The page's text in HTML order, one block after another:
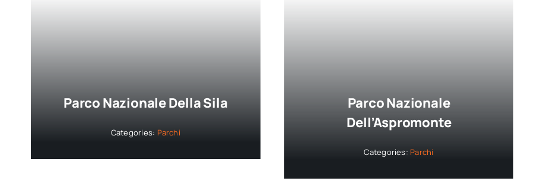
Parco Nazionale Della Sila
Categories: Parchi
Parco Nazionale
Dell’Aspromonte
Categories: Parchi